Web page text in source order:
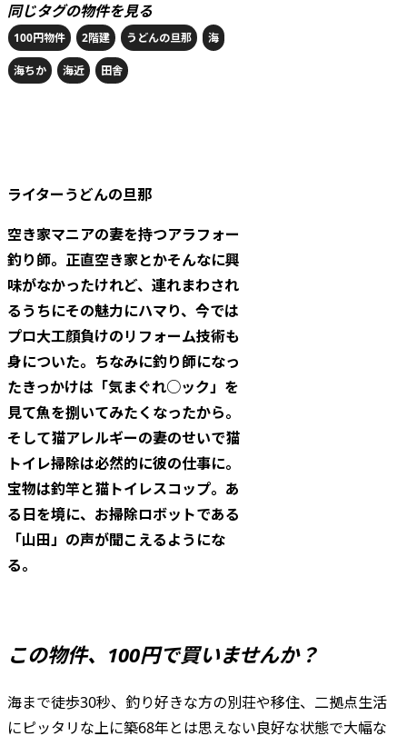
同じタグの物件を見る
100円物件 2階建 うどんの旦那 海
海ちか 海近 田舎
ライターうどんの旦那
空き家マニアの妻を持つアラフォー
釣り師。正直空き家とかそんなに興
味がなかったけれど、連れまわされ
るうちにその魅力にハマり、今では
プロ大工顔負けのリフォーム技術も
身についた。ちなみに釣り師になっ
たきっかけは「気まぐれ○ック」を
見て魚を捌いてみたくなったから。
そして猫アレルギーの妻のせいで猫
トイレ掃除は必然的に彼の仕事に。
宝物は釣竿と猫トイレスコップ。あ
る日を境に、お掃除ロボットである
「山田」の声が聞こえるようにな
る。
この物件、100円で買いませんか？
海まで徒歩30秒、釣り好きな方の別荘や移住、二拠点生活
にピッタリな上に築68年とは思えない良好な状態で大幅な